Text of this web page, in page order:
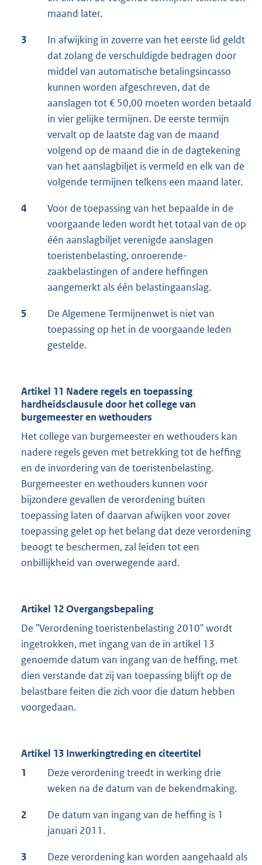
maand later.
3
In afwijking in zoverre van het eerste lid geldt
dat zolang de verschuldigde bedragen door
middel van automatische betalingsincasso
kunnen worden afgeschreven, dat de
aanslagen tot € 50,00 moeten worden betaald
in vier gelijke termijnen. De eerste termijn
vervalt op de laatste dag van de maand
volgend op de maand die in de dagtekening
van het aanslagbiljet is vermeld en elk van de
volgende termijnen telkens een maand later.
4
Voor de toepassing van het bepaalde in de
voorgaande leden wordt het totaal van de op
één aanslagbiljet verenigde aanslagen
toeristenbelasting, onroerende-
zaakbelastingen of andere heffingen
aangemerkt als één belastingaanslag.
5
De Algemene Termijnenwet is niet van
toepassing op het in de voorgaande leden
gestelde.
Artikel 11 Nadere regels en toepassing
hardheidsclausule door het college van
burgemeester en wethouders
Het college van burgemeester en wethouders kan
nadere regels geven met betrekking tot de heffing
en de invordering van de toeristenbelasting.
Burgemeester en wethouders kunnen voor
bijzondere gevallen de verordening buiten
toepassing laten of daarvan afwijken voor zover
toepassing gelet op het belang dat deze verordening
beoogt te beschermen, zal leiden tot een
onbillijkheid van overwegende aard.
Artikel 12 Overgangsbepaling
De "Verordening toeristenbelasting 2010" wordt
ingetrokken, met ingang van de in artikel 13
genoemde datum van ingang van de heffing, met
dien verstande dat zij van toepassing blijft op de
belastbare feiten die zich voor die datum hebben
voorgedaan.
Artikel 13 Inwerkingtreding en citeertitel
1
Deze verordening treedt in werking drie
weken na de datum van de bekendmaking.
2
De datum van ingang van de heffing is 1
januari 2011.
3
Deze verordening kan worden aangehaald als